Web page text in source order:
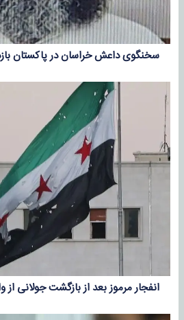
سخنگوی داعش خراسان در پاکستان
انفجار مرموز بعد از بازگشت جولانی از